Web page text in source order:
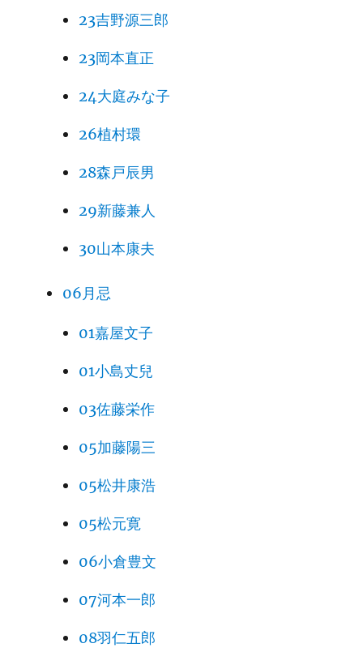
23吉野源三郎
23岡本直正
24大庭みな子
26植村環
28森戸辰男
29新藤兼人
30山本康夫
06月忌
01嘉屋文子
01小島丈兒
03佐藤栄作
05加藤陽三
05松井康浩
05松元寛
06小倉豊文
07河本一郎
08羽仁五郎